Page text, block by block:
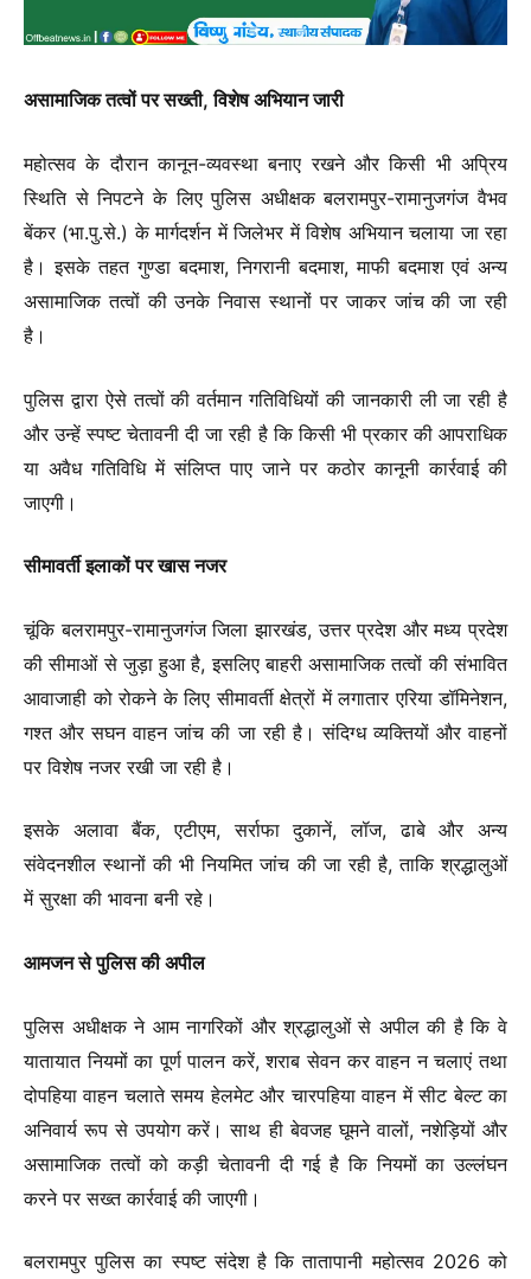
असामाजिक तत्वों पर सख्ती, विशेष अभियान जारी
महोत्सव के दौरान कानून-व्यवस्था बनाए रखने और किसी भी अप्रिय
स्थिति से निपटने के लिए पुलिस अधीक्षक बलरामपुर-रामानुजगंज वैभव
बेंकर (भा.पु.से.) के मार्गदर्शन में जिलेभर में विशेष अभियान चलाया जा रहा
है। इसके तहत गुण्डा बदमाश, निगरानी बदमाश, माफी बदमाश एवं अन्य
असामाजिक तत्वों की उनके निवास स्थानों पर जाकर जांच की जा रही
है।
पुलिस द्वारा ऐसे तत्वों की वर्तमान गतिविधियों की जानकारी ली जा रही है
और उन्हें स्पष्ट चेतावनी दी जा रही है कि किसी भी प्रकार की आपराधिक
या अवैध गतिविधि में संलिप्त पाए जाने पर कठोर कानूनी कार्रवाई की
जाएगी।
सीमावर्ती इलाकों पर खास नजर
चूंकि बलरामपुर-रामानुजगंज जिला झारखंड, उत्तर प्रदेश और मध्य प्रदेश
की सीमाओं से जुड़ा हुआ है, इसलिए बाहरी असामाजिक तत्वों की संभावित
आवाजाही को रोकने के लिए सीमावर्ती क्षेत्रों में लगातार एरिया डॉमिनेशन,
गश्त और सघन वाहन जांच की जा रही है। संदिग्ध व्यक्तियों और वाहनों
पर विशेष नजर रखी जा रही है।
इसके अलावा बैंक, एटीएम, सर्राफा दुकानें, लॉज, ढाबे और अन्य
संवेदनशील स्थानों की भी नियमित जांच की जा रही है, ताकि श्रद्धालुओं
में सुरक्षा की भावना बनी रहे।
आमजन से पुलिस की अपील
पुलिस अधीक्षक ने आम नागरिकों और श्रद्धालुओं से अपील की है कि वे
यातायात नियमों का पूर्ण पालन करें, शराब सेवन कर वाहन न चलाएं तथा
दोपहिया वाहन चलाते समय हेलमेट और चारपहिया वाहन में सीट बेल्ट का
अनिवार्य रूप से उपयोग करें। साथ ही बेवजह घूमने वालों, नशेड़ियों और
असामाजिक तत्वों को कड़ी चेतावनी दी गई है कि नियमों का उल्लंघन
करने पर सख्त कार्रवाई की जाएगी।
बलरामपुर पुलिस का स्पष्ट संदेश है कि तातापानी महोत्सव 2026 को